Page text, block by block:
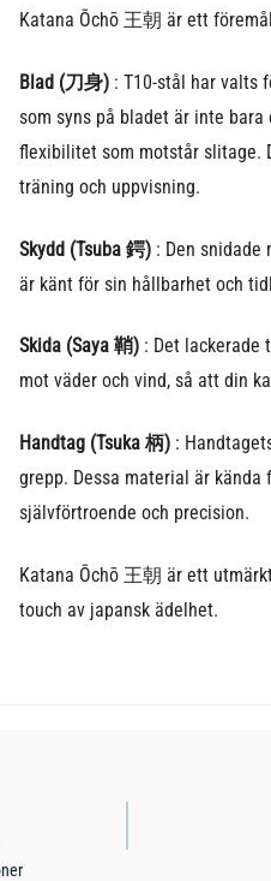
Katana Ōchō 王朝 är ett
Blad (刀身): T10-stål har valts
som syns på bladet är inte
flexibilitet som motstår slitage.
träning och uppvisning.
Skydd (Tsuba 鍔): Den snidade
är känt för sin hållbarhet och
Skida (Saya 鞘): Det lackerade
mot väder och vind, så att din
Handtag (Tsuka 柄):
grepp. Dessa material är
självförtroende och precision.
Katana Ōchō 王朝 är ett
touch av japansk ädelhet.